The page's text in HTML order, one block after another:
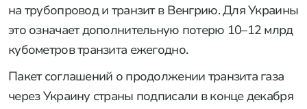
на трубопровод и транзит в Венгрию. Для Украины
это означает дополнительную потерю 10–12 млрд
кубометров транзита ежeгодно.
Пакет соглашений о продолжении транзита газа
через Украину страны подписали в конце декабря